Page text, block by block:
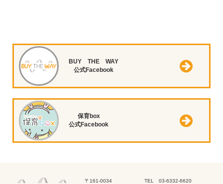
BUY THE WAY
公式Facebook
保育box
公式Facebook
〒161-0034
TEL 03-6332-6620